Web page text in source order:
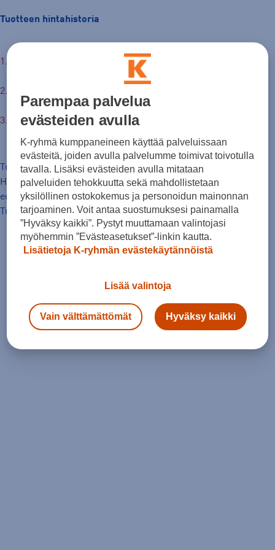
Tuotteen hintahistoria
Hinta verkossa
Normaalihinta: 59,00 €
Tuotteen hinta nyt
Hinta, jolla tavaraa on markkinoitu hinnanalennusta
edeltäneiden 30 päivän aikana.
Tuotteen normaalihinta
Parempaa palvelua
evästeiden avulla
K-ryhmä kumppaneineen käyttää palveluissaan
evästeitä, joiden avulla palvelumme toimivat toivotulla
tavalla. Lisäksi evästeiden avulla mitataan
palveluiden tehokkuutta sekä mahdollistetaan
yksilöllinen ostokokemus ja personoidun mainonnan
tarjoaminen. Voit antaa suostumuksesi painamalla
”Hyväksy kaikki”. Pystyt muuttamaan valintojasi
myöhemmin ”Evästeasetukset”-linkin kautta.
Lisätietoja K-ryhmän evästekäytännöistä
Lisää valintoja
Vain välttämättömät Hyväksy kaikki